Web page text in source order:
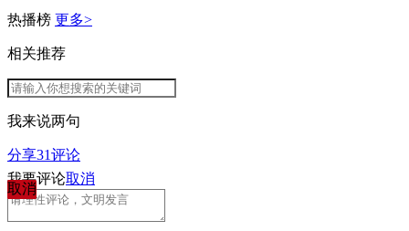
热播榜 更多>
相关推荐
我来说两句
分享31评论
取消
我要评论取消